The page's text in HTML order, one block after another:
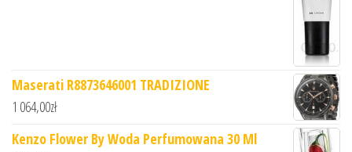
Maserati R8873646001 TRADIZIONE
1 064,00zł
Kenzo Flower By Woda Perfumowana 30 Ml